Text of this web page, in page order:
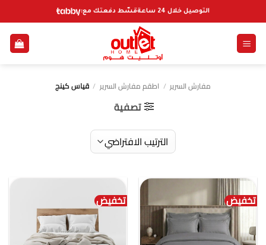
للمحتوى
التوصيل خلال 24 ساعة قسّط دفعتك مع:
مفارش السرير / اطقم مفارش السرير / قياس كينج
تصفية
تخفيض تخفيض